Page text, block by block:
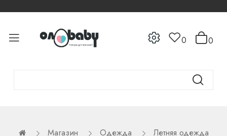
0 0
Магазин Одежда
Летняя одежда